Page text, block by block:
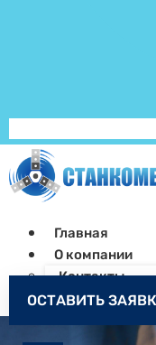
Главная
О компании
Контакты
Как заказать
Запчасти к
ОСТАВИТЬ